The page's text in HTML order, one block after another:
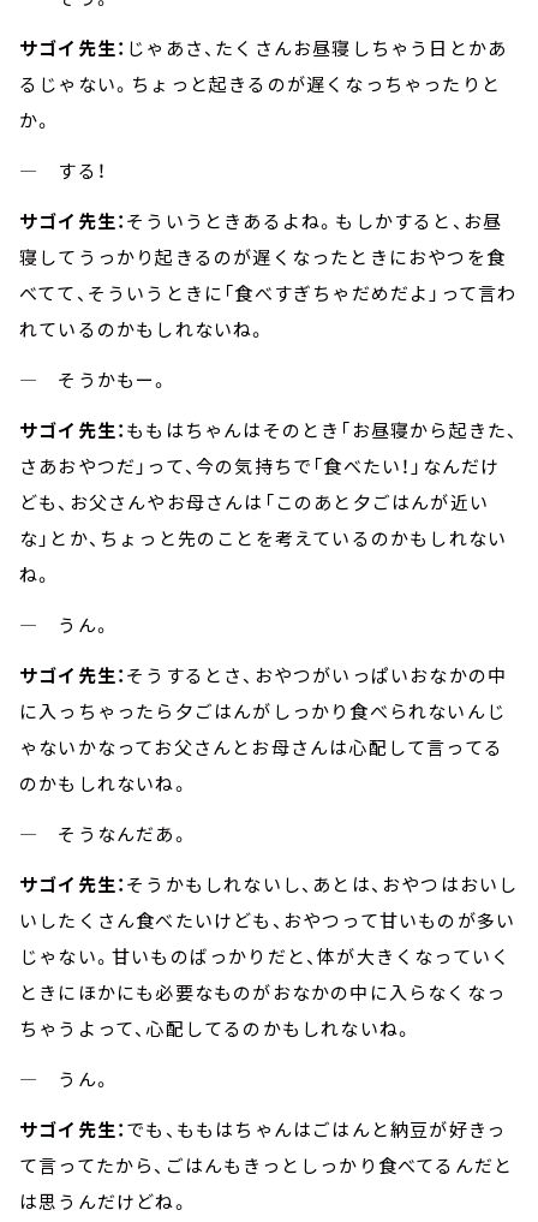
サゴイ先生： じゃあさ、たくさんお昼寝しちゃう日とかあ
るじゃない。ちょっと起きるのが遅くなっちゃったりと
か。
― する！
サゴイ先生：そういうときあるよね。もしかすると、お昼
寝してうっかり起きるのが遅くなったときにおやつを食
べてて、そういうときに「食べすぎちゃだめだよ」って言わ
れているのかもしれないね。
― そうかもー。
サゴイ先生：ももはちゃんはそのとき「お昼寝から起きた、
さあおやつだ」って、今の気持ちで「食べたい！」なんだけ
ども、お父さんやお母さんは「このあと夕ごはんが近い
な」とか、ちょっと先のことを考えているのかもしれない
ね。
― うん。
サゴイ先生：そうするとさ、おやつがいっぱいおなかの中
に入っちゃったら夕ごはんがしっかり食べられないんじ
ゃないかなってお父さんとお母さんは心配して言ってる
のかもしれないね。
― そうなんだあ。
サゴイ先生：そうかもしれないし、あとは、おやつはおいし
いしたくさん食べたいけども、おやつって甘いものが多い
じゃない。甘いものばっかりだと、体が大きくなっていく
ときにほかにも必要なものがおなかの中に入らなくなっ
ちゃうよって、心配してるのかもしれないね。
― うん。
サゴイ先生：でも、ももはちゃんはごはんと納豆が好きっ
て言ってたから、ごはんもきっとしっかり食べてるんだと
は思うんだけどね。